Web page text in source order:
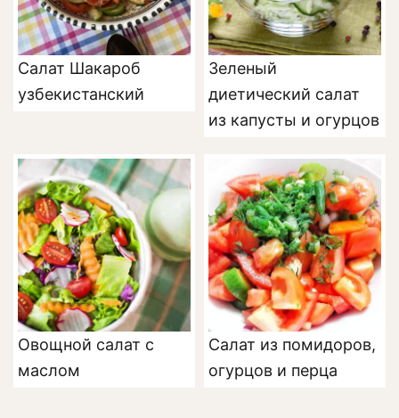
Салат Шакароб
узбекистанский
Зеленый
диетический салат
из капусты и огурцов
Овощной салат с
маслом
Салат из помидоров,
огурцов и перца